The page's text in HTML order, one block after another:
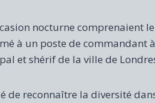
nocturne
à un poste de commandant
et shérif de la ville de
de reconnaître la diversité